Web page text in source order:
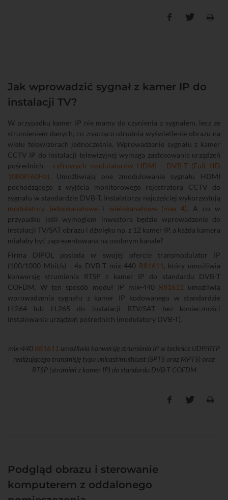
Jak wprowadzić sygnał z kamer IP do
instalacji TV?
W przypadku kamer IP nie mamy do czynienia z sygnałem, lecz ze
strumieniem danych, co znacząco utrudnia wyświetlenie obrazu na
wielu telewizorach jednocześnie. Wprowadzenie sygnału z kamer
CCTV IP do instalacji telewizyjnej wymaga zastosowania urządzeń
pośrednich - cyfrowych modulatorów HDMI - DVB-T (Full HD
1080P/60Hz). Umożliwiają one zmodulowanie sygnału HDMI
pochodzącego z wyjścia monitorowego rejestratora CCTV do
sygnału w standardzie DVB-T. Instalatorzy najczęściej wykorzystują
modulatory jednokanałowei wielokanałowe (max 4). A co w
przypadku jeśli wymogiem inwestora będzie wprowadzenie do
instalacji TV/SAT obrazu i dźwięku np. z 12 kamer IP, a każda kamera
miałaby być zaprezentowana na osobnym kanale?
Firma DIPOL posiada w swojej ofercie transmodulator IP
(100/1000 Mbit/s) - 4x DVB-T mix-440 R81611 , który umożliwia
konwersję strumienia RTSP z kamer IP do standardu DVB-T
COFDM. W ten sposób moduł IP mix-440 R81611
umożliwia
wprowadzenia sygnału z kamer IP kodowanego w standardzie
H.264 lub H.265 do instalacji RTV/SAT bez konieczności
instalowania urządzeń pośrednich (modulatory DVB-T).
mix-440 R81611 umożliwia konwersję strumienia IP w technice UDP/RTP
realizującego transmisję typu unicast/multicast (SPTS oraz MPTS) oraz
RTSP (strumień z kamer IP) do standardu DVB-T COFDM
Podgląd obrazu i sterowanie
komputerem z oddalonego